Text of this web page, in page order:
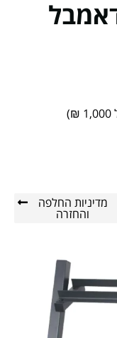
מדיניות החלפה
והחזרה